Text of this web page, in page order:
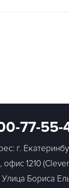
77-55-
г.
офис 1210
Бориса